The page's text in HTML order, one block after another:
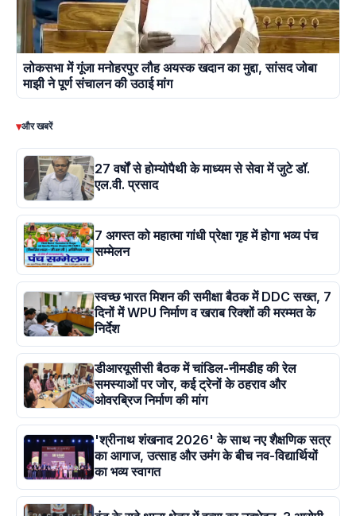
लोकसभा में गूंजा मनोहरपुर लौह अयस्क खदान का मुद्दा, सांसद जोबा
माझी ने पूर्ण संचालन की उठाई मांग
▾और खबरें
27 वर्षों से होम्योपैथी के माध्यम से सेवा में जुटे डॉ.
एल.वी. प्रसाद
7 अगस्त को महात्मा गांधी प्रेक्षा गृह में होगा भव्य पंच
सम्मेलन
स्वच्छ भारत मिशन की समीक्षा बैठक में DDC सख्त, 7
दिनों में WPU निर्माण व खराब रिक्शों की मरम्मत के
निर्देश
डीआरयूसीसी बैठक में चांडिल-नीमडीह की रेल
समस्याओं पर जोर, कई ट्रेनों के ठहराव और
ओवरब्रिज निर्माण की मांग
'श्रीनाथ शंखनाद 2026' के साथ नए शैक्षणिक सत्र
का आगाज, उत्साह और उमंग के बीच नव-विद्यार्थियों
का भव्य स्वागत